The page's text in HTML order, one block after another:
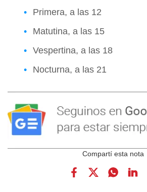
Primera, a las 12
Matutina, a las 15
Vespertina, a las 18
Nocturna, a las 21